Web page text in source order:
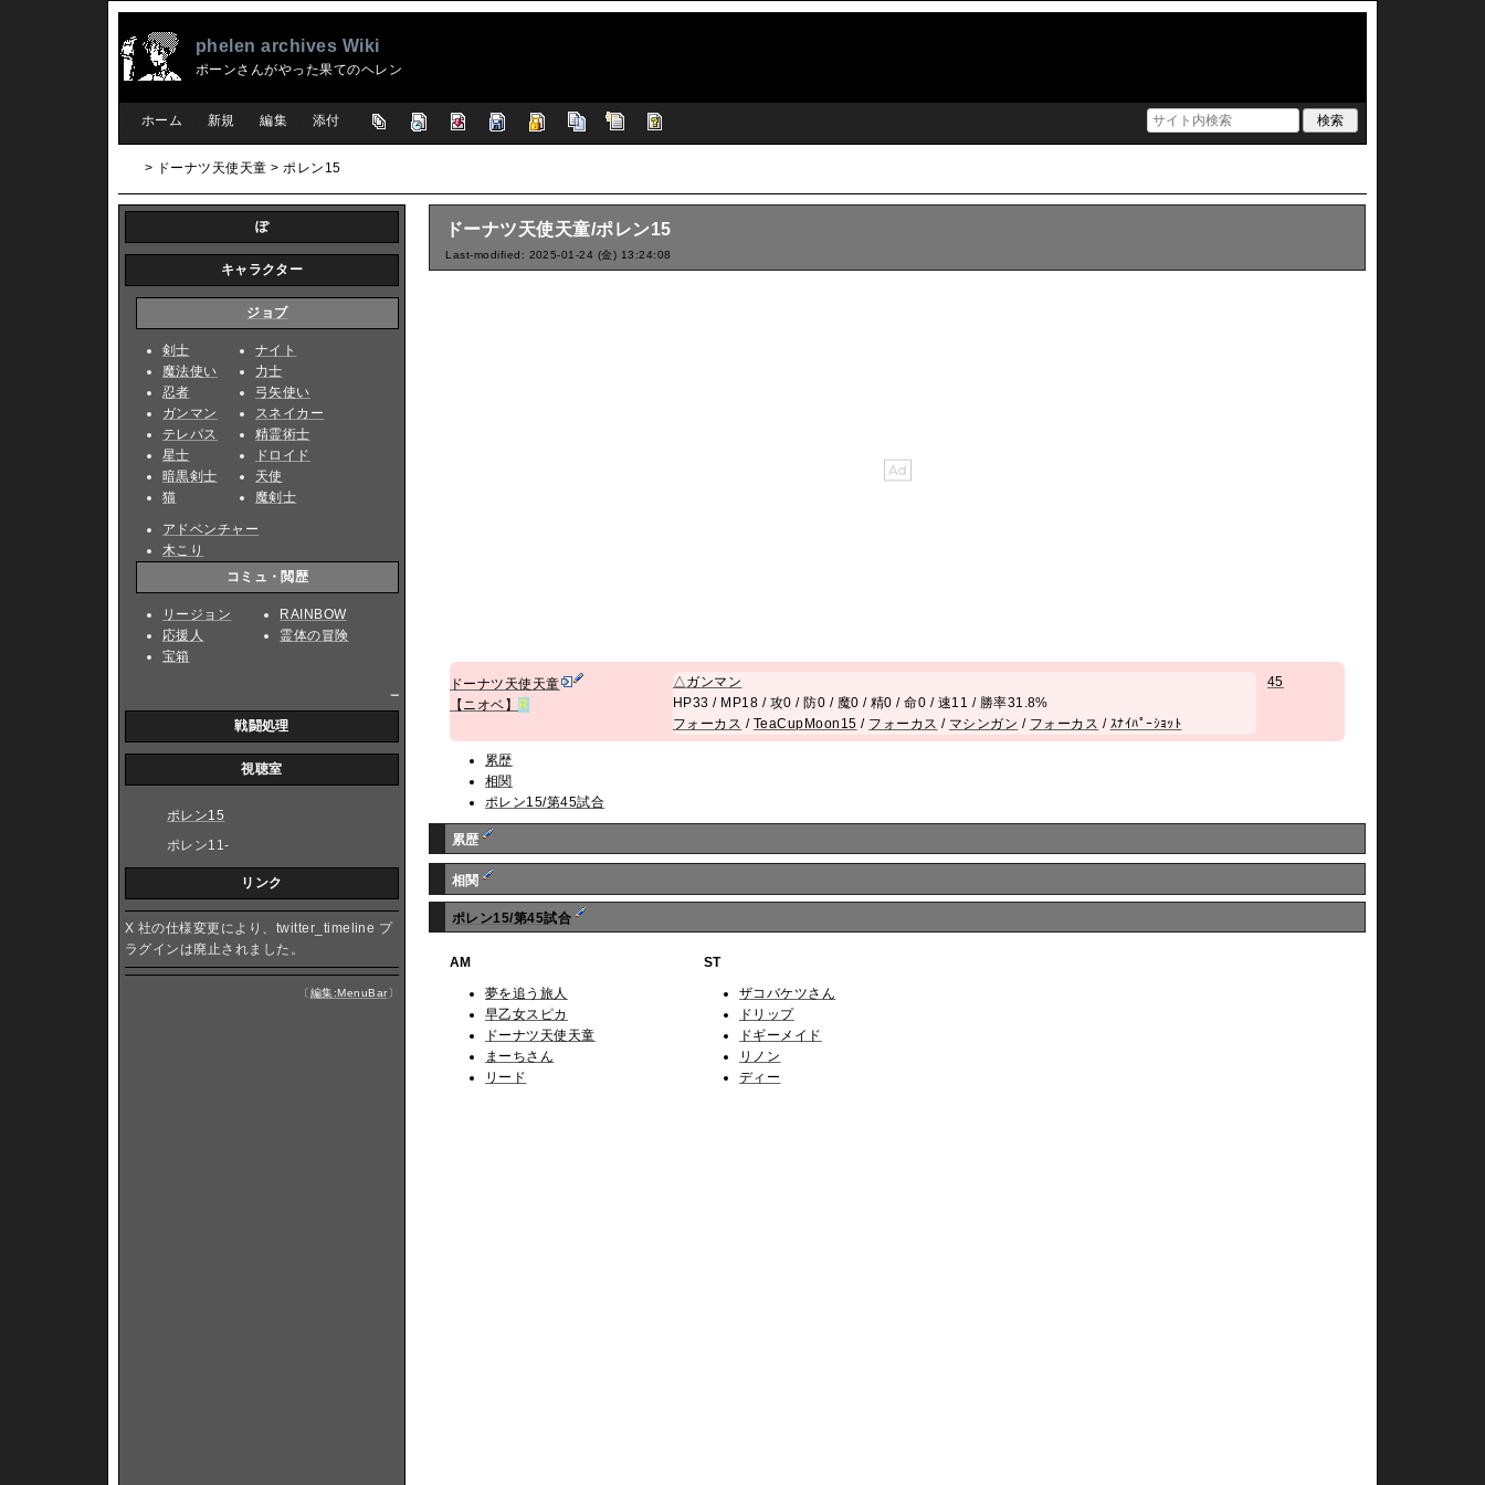
phelen archives Wiki
ポーンさんがやった果てのヘレン
ホーム 新規 編集 添付
> ドーナツ天使天童 > ポレン15
ドーナツ天使天童/ポレン15
Last-modified: 2025-01-24 (金) 13:24:08
ドーナツ天使天童
【ニオベ】 R
△ ガンマン
HP33 / MP18 / 攻0 / 防0 / 魔0 / 精0 / 命0 / 速11 / 勝率31.8%
フォーカス / TeaCupMoon15 / フォーカス / マシンガン / フォーカス / ｽﾅｲﾊﾟｰｼｮｯﾄ
45
累歴
相関
ポレン15/第45試合
累歴
相関
ポレン15/第45試合
AM
夢を追う旅人
早乙女スピカ
ドーナツ天使天童
まーちさん
リード
ST
ザコバケツさん
ドリップ
ドギーメイド
リノン
ディー
ぽ
キャラクター
ジョブ
剣士
魔法使い
忍者
ガンマン
テレパス
星士
暗黒剣士
猫
ナイト
力士
弓矢使い
スネイカー
精霊術士
ドロイド
天使
魔剣士
アドベンチャー
木こり
コミュ・閲歴
リージョン
応援人
宝箱
RAINBOW
霊体の冒険
戦闘処理
視聴室
ポレン15
ポレン11-
リンク
X 社の仕様変更により、twitter_timeline プ
ラグインは廃止されました。
〔編集:MenuBar〕